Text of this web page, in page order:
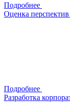
Подробнее
Оценка перспектив
Подробнее
Разработка